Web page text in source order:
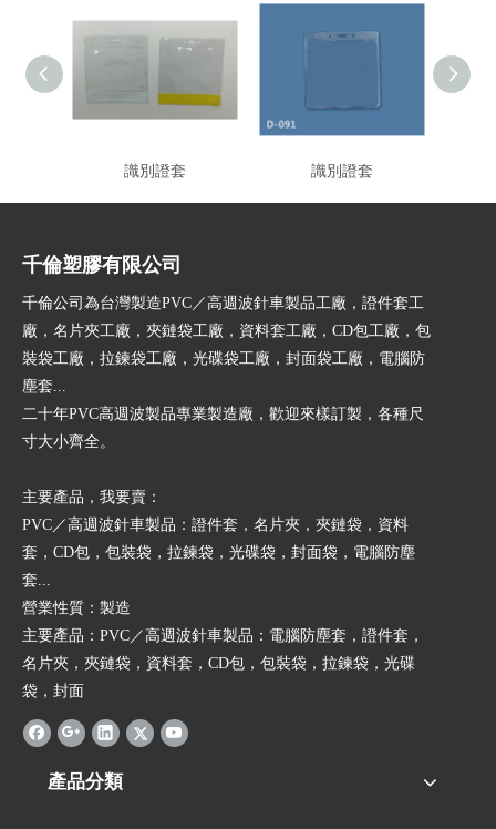
識別證套 識別證套
千倫塑膠有限公司
千倫公司為台灣製造PVC／高週波針車製品工廠，證件套工
廠，名片夾工廠，夾鏈袋工廠，資料套工廠，CD包工廠，包
裝袋工廠，拉鍊袋工廠，光碟袋工廠，封面袋工廠，電腦防
塵套...
二十年PVC高週波製品專業製造廠，歡迎來樣訂製，各種尺
寸大小齊全。
​主要產品，我要賣：
PVC／高週波針車製品：證件套，名片夾，夾鏈袋，資料
套，CD包，包裝袋，拉鍊袋，光碟袋，封面袋，電腦防塵
套...
營業性質：製造
主要產品：PVC／高週波針車製品：電腦防塵套，證件套，
名片夾，夾鏈袋，資料套，CD包，包裝袋，拉鍊袋，光碟
袋，封面
產品分類